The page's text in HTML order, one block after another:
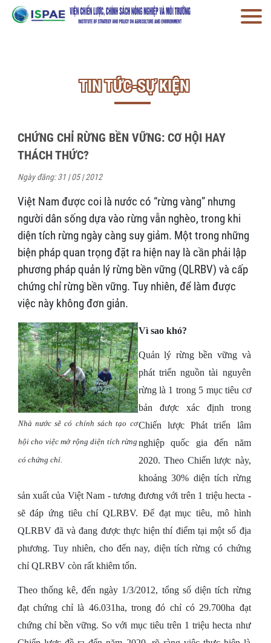
TIN TỨC-SỰ KIỆN
CHỨNG CHỈ RỪNG BỀN VỮNG: CƠ HỘI HAY
THÁCH THỨC?
Ngày đăng: 31 | 05 | 2012
Việt Nam được coi là nước có “rừng vàng” nhưng
người dân sống dựa vào rừng vẫn nghèo, trong khi
diện tích rừng ngày càng suy giảm. Một trong những
biện pháp quan trọng đặt ra hiện nay là cần phải lập
phương pháp quản lý rừng bền vững (QLRBV) và cấp
chứng chỉ rừng bền vững. Tuy nhiên, để làm được
việc này không đơn giản.
Nhà nước sẽ có chính sách tạo cơ
hội cho việc mở rộng diện tích rừng
có chứng chỉ.
Vì sao khó?
Quản lý rừng bền vững và
phát triển nguồn tài nguyên
rừng là 1 trong 5 mục tiêu cơ
bản được xác định trong
Chiến lược Phát triển lâm
nghiệp quốc gia đến năm
2020. Theo Chiến lược này,
khoảng 30% diện tích rừng
sản xuất của Việt Nam - tương đương với trên 1 triệu hecta -
sẽ đáp ứng tiêu chí QLRBV. Để đạt mục tiêu, mô hình
QLRBV đã và đang được thực hiện thí điểm tại một số địa
phương. Tuy nhiên, cho đến nay, diện tích rừng có chứng
chỉ QLRBV còn rất khiêm tốn.
Theo thống kê, đến ngày 1/3/2012, tổng số diện tích rừng
đạt chứng chỉ là 46.031ha, trong đó chỉ có 29.700ha đạt
chứng chỉ bền vững. So với mục tiêu trên 1 triệu hecta như